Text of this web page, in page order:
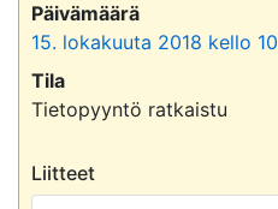
Päivämäärä
15. lokakuuta 2018 kello
Tila
Tietopyyntö ratkaistu
Liitteet